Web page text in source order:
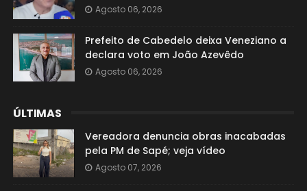
Agosto 06, 2026
Prefeito de Cabedelo deixa Veneziano a
declara voto em João Azevêdo
Agosto 06, 2026
ÚLTIMAS
Vereadora denuncia obras inacabadas
pela PM de Sapé; veja vídeo
Agosto 07, 2026